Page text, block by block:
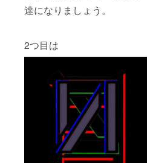
達になりましょう。
2つ目は